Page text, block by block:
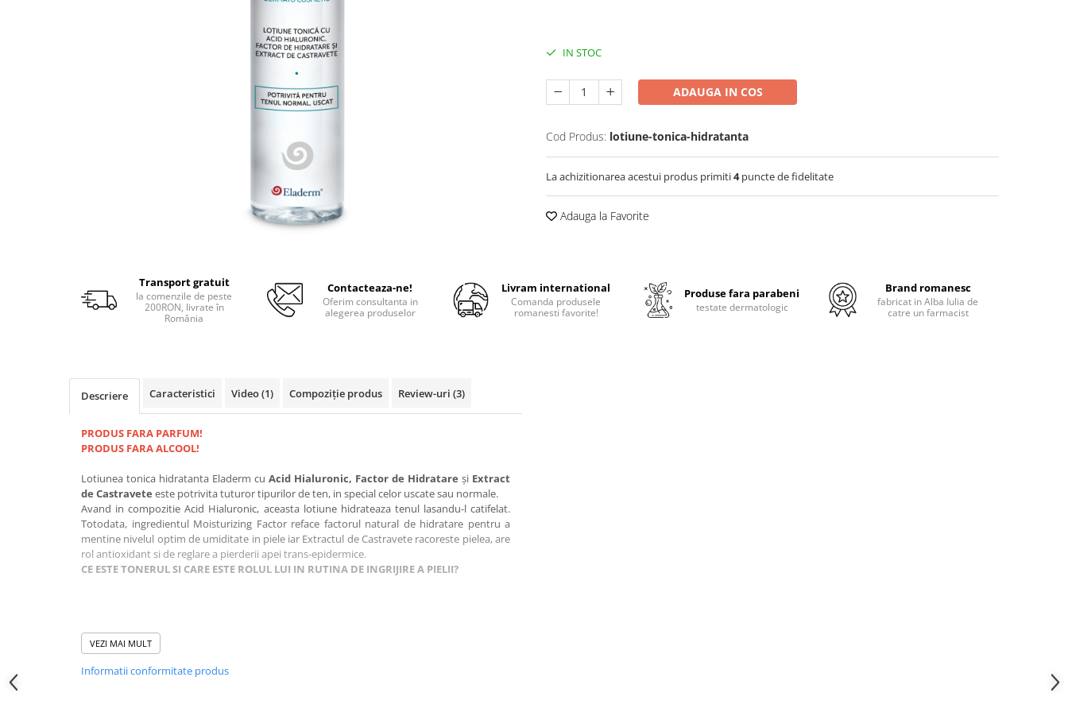
IN STOC
ADAUGA IN COS
Cod Produs: lotiune-tonica-hidratanta
La achizitionarea acestui produs primiti4puncte de fidelitate
Adauga la Favorite
Transport gratuit
la comenzile de peste
200RON, livrate în
România
Contacteaza-ne!
Oferim consultanta in
alegerea produselor
Livram international
Comanda produsele
romanesti favorite!
Produse fara parabeni
testate dermatologic
Brand romanesc
fabricat in Alba Iulia de
catre un farmacist
Descriere Caracteristici Video(1) Compoziție produs Review-uri (3)
PRODUS FARA PARFUM!
PRODUS FARA ALCOOL!
Lotiunea tonica hidratanta Eladerm cu Acid Hialuronic, Factor de Hidratare și Extract
de Castravete este potrivita tuturor tipurilor de ten, in special celor uscate sau normale.
Avand in compozitie Acid Hialuronic, aceasta lotiune hidrateaza tenul lasandu-l catifelat.
Totodata, ingredientul Moisturizing Factor reface factorul natural de hidratare pentru a
mentine nivelul optim de umiditate in piele iar Extractul de Castravete racoreste pielea, are
rol antioxidant si de reglare a pierderii apei trans-epidermice.
CE ESTE TONERUL SI CARE ESTE ROLUL LUI IN RUTINA DE INGRIJIRE A PIELII?
Cel mai important pas al rutinei de ingrijire este curatarea si pregatirea tenului pentru
tratamentele ce urmeaza a fi aplicate. Daca unele produse sunt destinate eliminarii
acesteia, pregatind-o sa absoarba cu usurinta ingredientele din urmatoarele produse
VEZI MAI MULT
Informatii conformitate produs